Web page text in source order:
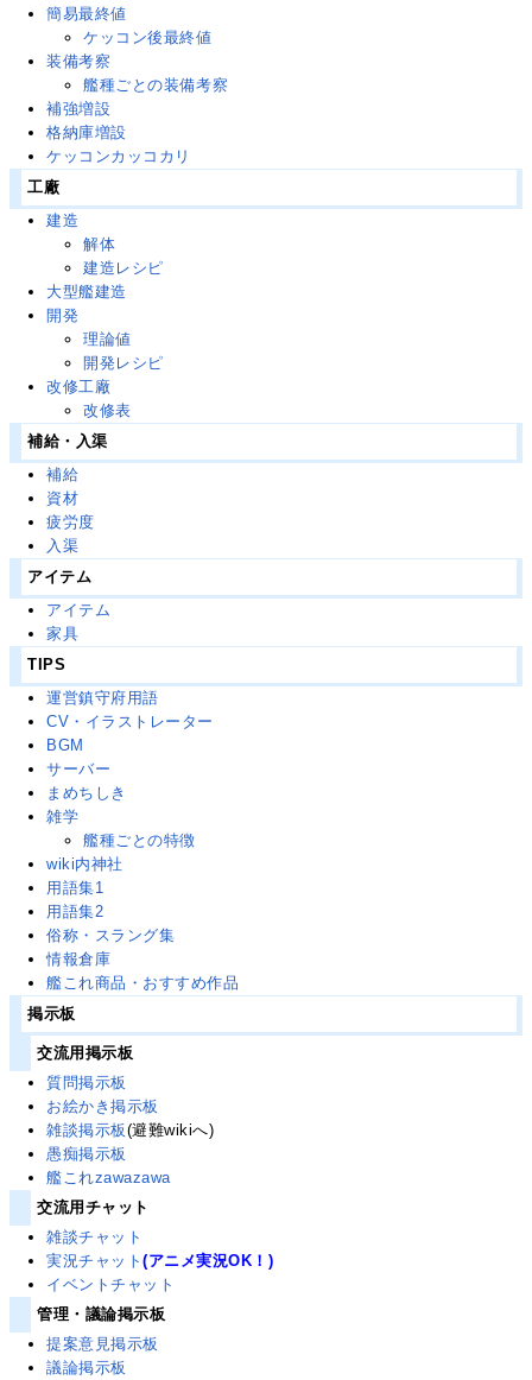
簡易最終値
ケッコン後最終値
装備考察
艦種ごとの装備考察
補強増設
格納庫増設
ケッコンカッコカリ
工廠
建造
解体
建造レシピ
大型艦建造
開発
理論値
開発レシピ
改修工廠
改修表
補給・入渠
補給
資材
疲労度
入渠
アイテム
アイテム
家具
TIPS
運営鎮守府用語
CV・イラストレーター
BGM
サーバー
まめちしき
雑学
艦種ごとの特徴
wiki内神社
用語集1
用語集2
俗称・スラング集
情報倉庫
艦これ商品・おすすめ作品
掲示板
交流用掲示板
質問掲示板
お絵かき掲示板
雑談掲示板(避難wikiへ)
愚痴掲示板
艦これzawazawa
交流用チャット
雑談チャット
実況チャット(アニメ実況OK！)
イベントチャット
管理・議論掲示板
提案意見掲示板
議論掲示板